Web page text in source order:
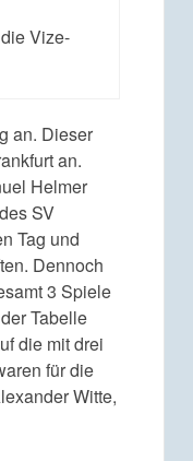
Vize-
an. Dieser
an.
Helmer
SV
Tag und
Dennoch
3 Spiele
Tabelle
die mit drei
für die
Witte,